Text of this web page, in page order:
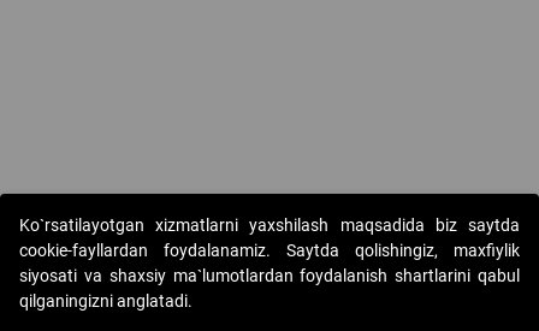
Copyright © 2017-2026. "Elektron onlayn-auksionlarni
Ko`rsatilayotgan xizmatlarni yaxshilash maqsadida biz saytda
cookie-fayllardan foydalanamiz. Saytda qolishingiz, maxfiylik
siyosati va shaxsiy ma`lumotlardan foydalanish shartlarini qabul
qilganingizni anglatadi.